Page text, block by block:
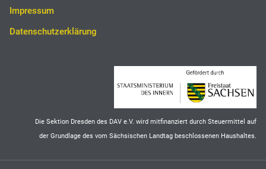
Impressum
Datenschutzerklärung
Die Sektion Dresden des DAV e.V. wird mitfinanziert durch Steuermittel auf
der Grundlage des vom Sächsischen Landtag beschlossenen Haushaltes.